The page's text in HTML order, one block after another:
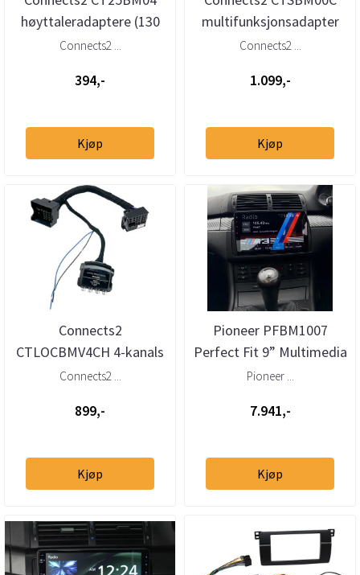
høyttaleradaptere (130
mm) BMW Compact /
Connects2 ...
394,-
Kjøp
multifunksjonsadapter
BMW (1995–2005) med
Connects2 ...
1.099,-
Kjøp
Connects2
CTLOCBMV4CH 4-kanals
høy-til-lavnivåadapter
Connects2 ...
899,-
Kjøp
Pioneer PFBM1007
Perfect Fit 9” Multimedia
BMW 3-serie (1998–2004)
Pioneer ...
7.941,-
Kjøp